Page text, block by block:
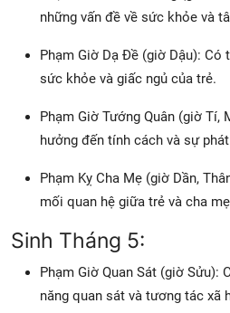
những vấn đề về sức khỏe và
Phạm Giờ Dạ Đề (giờ Dậu): Có
sức khỏe và giấc ngủ của trẻ.
Phạm Giờ Tướng Quân (giờ Tí,
hưởng đến tính cách và sự
Phạm Kỵ Cha Mẹ (giờ Dần,
mối quan hệ giữa trẻ và cha
Sinh Tháng 5:
Phạm Giờ Quan Sát (giờ Sửu):
năng quan sát và tương tác xã